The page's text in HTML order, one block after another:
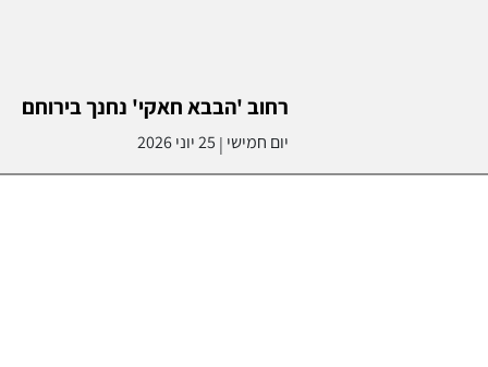
רחוב 'הבבא חאקי' נחנך בירוחם
יום חמישי | 25 יוני 2026